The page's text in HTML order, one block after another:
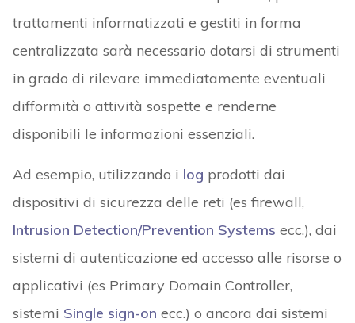
trattamenti informatizzati e gestiti in forma
centralizzata sarà necessario dotarsi di strumenti
in grado di rilevare immediatamente eventuali
difformità o attività sospette e renderne
disponibili le informazioni essenziali.
Ad esempio, utilizzando i log prodotti dai
dispositivi di sicurezza delle reti (es firewall,
Intrusion Detection/Prevention Systems ecc.), dai
sistemi di autenticazione ed accesso alle risorse o
applicativi (es Primary Domain Controller,
sistemi Single sign-on ecc.) o ancora dai sistemi